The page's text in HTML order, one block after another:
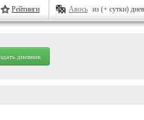
Рейтинги Авось из (+ сутки)
дневник